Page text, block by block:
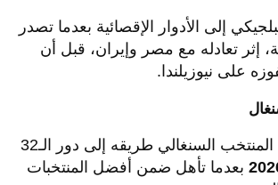
إلى الأدوار الإقصائية بعدما تصدر
إثر تعادله مع مصر وإيران، قبل أن
على نيوزيلندا.
في المقابل، شق المنتخب السنغالي طريقه إلى دور الـ32
بعدما تأهل ضمن أفضل المنتخبات